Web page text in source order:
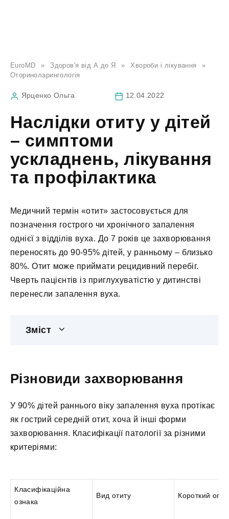
EuroMD » Здоров'я від А до Я » Хвороби і лікування
»
Оториноларингологія
Ярценко Ольга 12.04.2022
Наслідки отиту у дітей
– симптоми
ускладнень, лікування
та профілактика
Медичний термін «отит» застосовується для
позначення гострого чи хронічного запалення
однієї з відділів вуха. До 7 років це захворювання
переносять до 90-95% дітей, у ранньому – близько
80%. Отит може приймати рецидивний перебіг.
Чверть пацієнтів із приглухуватістю у дитинстві
перенесли запалення вуха.
Зміст
Різновиди захворювання
У 90% дітей раннього віку запалення вуха протікає
як гострий середній отит, хоча й інші форми
захворювання. Класифікації патології за різними
критеріями:
Класифікаційна
ознака
Вид отиту Короткий опис